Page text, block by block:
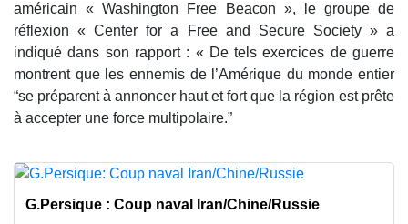
américain « Washington Free Beacon », le groupe de
réflexion « Center for a Free and Secure Society » a
indiqué dans son rapport : « De tels exercices de guerre
montrent que les ennemis de l’Amérique du monde entier
“se préparent à annoncer haut et fort que la région est prête
à accepter une force multipolaire.”
G.Persique : Coup naval Iran/Chine/Russie